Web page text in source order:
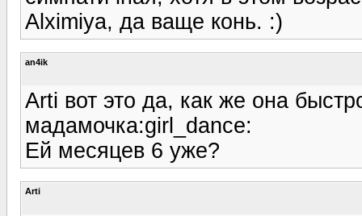
Alximiya, да ваще конь. :)
an4ik
Arti вот это да, как же она
мадамочка:girl_dance:
Ей месяцев 6 уже?
Arti